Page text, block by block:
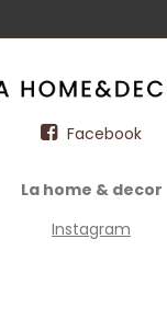
Facebook
La home & decor
Instagram